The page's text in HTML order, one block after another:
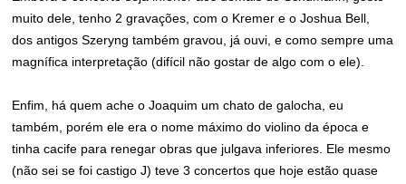
muito dele, tenho 2 gravações, com o Kremer e o Joshua Bell,
dos antigos Szeryng também gravou, já ouvi, e como sempre uma
magnífica interpretação (difícil não gostar de algo com o ele).
Enfim, há quem ache o Joaquim um chato de galocha, eu
também, porém ele era o nome máximo do violino da época e
tinha cacife para renegar obras que julgava inferiores. Ele mesmo
(não sei se foi castigo J) teve 3 concertos que hoje estão quase